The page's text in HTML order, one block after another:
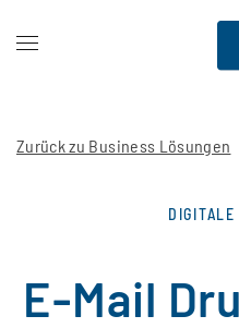
Zurück zu Business Lösungen
DIGITALE
E-Mail